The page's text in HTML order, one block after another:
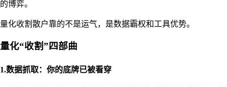
的博弈。
量化收割散户靠的不是运气，是数据霸权和工具优势。
量化“收割”四部曲
1.数据抓取：你的底牌已被看穿